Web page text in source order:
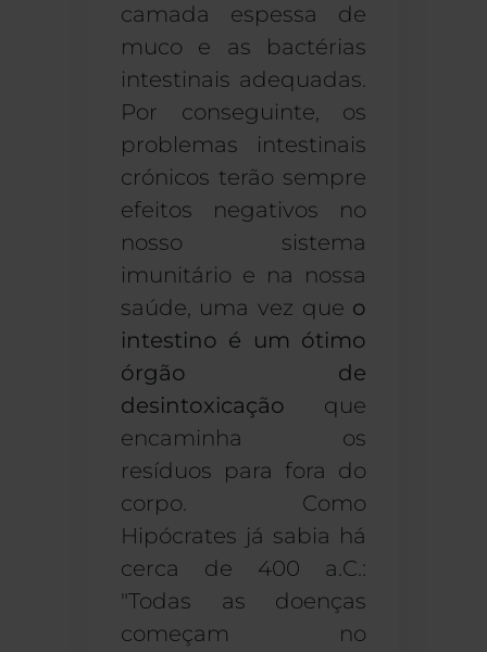
camada espessa de
muco e as bactérias
intestinais adequadas.
Por conseguinte, os
problemas intestinais
crónicos terão sempre
efeitos negativos no
nosso sistema
imunitário e na nossa
saúde, uma vez que o
intestino é um ótimo
órgão de
desintoxicação que
encaminha os
resíduos para fora do
corpo. Como
Hipócrates já sabia há
cerca de 400 a.C.:
"Todas as doenças
começam no